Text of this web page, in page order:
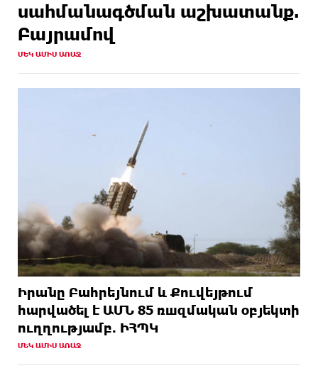
սահմանագծման աշխատանք.
Բայրամով
ՄԵԿ ԱՄԻՍ ԱՌԱՋ
Իրանը Բահրեյնում և Քուվեյթում
hարվածել է ԱՄՆ 85 ռшզմական օբյեկտի
ուղղությամբ. ԻՀՊԿ
ՄԵԿ ԱՄԻՍ ԱՌԱՋ